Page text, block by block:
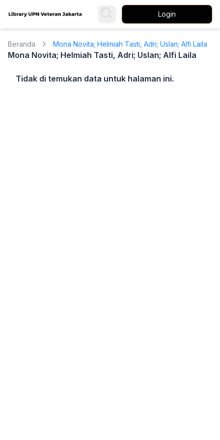
Login
Beranda Mona Novita; Helmiah Tasti, Adri; Uslan; Alfi Laila
Mona Novita; Helmiah Tasti, Adri; Uslan; Alfi Laila
Tidak di temukan data untuk halaman ini.